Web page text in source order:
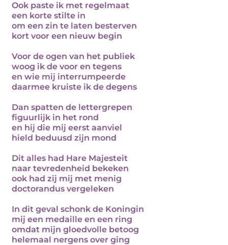
Ook paste ik met regelmaat
een korte stilte in
om een zin te laten besterven
kort voor een nieuw begin
Voor de ogen van het publiek
woog ik de voor en tegens
en wie mij interrumpeerde
daarmee kruiste ik de degens
Dan spatten de lettergrepen
figuurlijk in het rond
en hij die mij eerst aanviel
hield beduusd zijn mond
Dit alles had Hare Majesteit
naar tevredenheid bekeken
ook had zij mij met menig
doctorandus vergeleken
In dit geval schonk de Koningin
mij een medaille en een ring
omdat mijn gloedvolle betoog
helemaal nergens over ging